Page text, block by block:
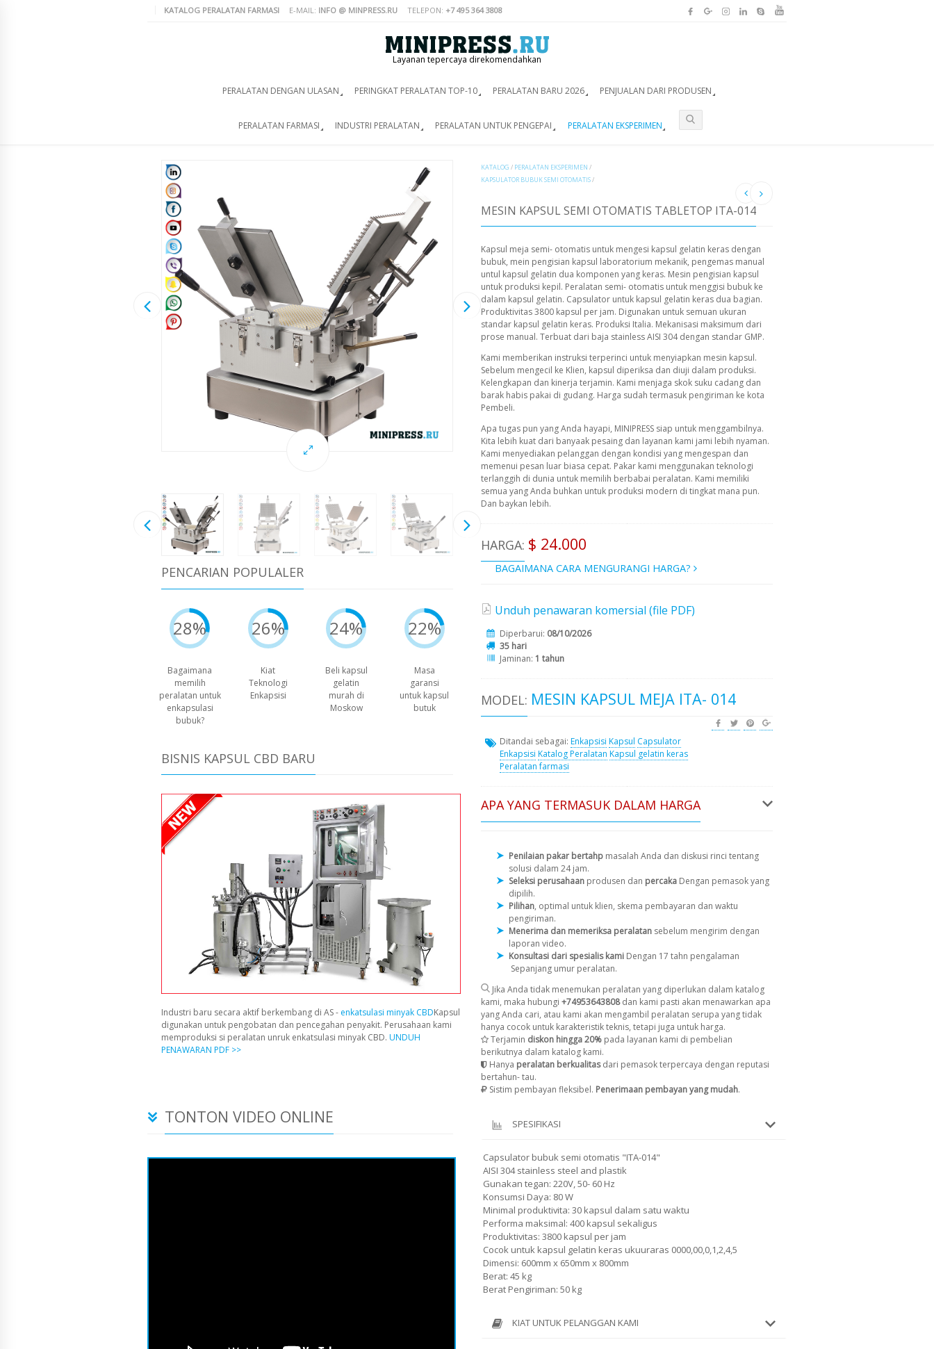
KATALOG PERALATAN FARMASI E-MAIL: INFO @ MINPRESS.RU TELEPON: +7 495 364 3808
Layanan tepercaya direkomendahkan
PERALATAN DENGAN ULASAN PERINGKAT PERALATAN TOP-10 PERALATAN BARU 2026 PENJUALAN DARI PRODUSEN
PERALATAN FARMASI INDUSTRI PERALATAN PERALATAN UNTUK PENGEPAI PERALATAN EKSPERIMEN
PENCARIAN POPULALER
28%
Bagaimana
memilih
peralatan untuk
enkapsulasi
bubuk?
26%
Kiat
Teknologi
Enkapsisi
24%
Beli kapsul
gelatin
murah di
Moskow
22%
Masa
garansi
untuk kapsul
butuk
BISNIS KAPSUL CBD BARU
Industri baru secara aktif berkembang di AS - enkatsulasi minyak CBDKapsul
digunakan untuk pengobatan dan pencegahan penyakit. Perusahaan kami
memproduksi si peralatan unruk enkatsulasi minyak CBD. UNDUH
PENAWARAN PDF >>
KATALOG / PERALATAN EKSPERIMEN /
KAPSULATOR BUBUK SEMI OTOMATIS/
MESIN KAPSUL SEMI OTOMATIS TABLETOP ITA-014
Kapsul meja semi- otomatis untuk mengesi kapsul gelatin keras dengan
bubuk, mein pengisian kapsul laboratorium mekanik, pengemas manual
untul kapsul gelatin dua komponen yang keras. Mesin pengisian kapsul
untuk produksi kepil. Peralatan semi- otomatis untuk menggisi bubuk ke
dalam kapsul gelatin. Capsulator untuk kapsul gelatin keras dua bagian.
Produktivitas 3800 kapsul per jam. Digunakan untuk semuan ukuran
standar kapsul gelatin keras. Produksi Italia. Mekanisasi maksimum dari
prose manual. Terbuat dari baja stainless AISI 304 dengan standar GMP.
Kami memberikan instruksi terperinci untuk menyiapkan mesin kapsul.
Sebelum mengecil ke Klien, kapsul diperiksa dan diuji dalam produksi.
Kelengkapan dan kinerja terjamin. Kami menjaga skok suku cadang dan
barak habis pakai di gudang. Harga sudah termasuk pengiriman ke kota
Pembeli.
Apa tugas pun yang Anda hayapi, MINIPRESS siap untuk menggambilnya.
Kita lebih kuat dari banyaak pesaing dan layanan kami jami lebih nyaman.
Kami menyediakan pelanggan dengan kondisi yang mengespan dan
memenui pesan luar biasa cepat. Pakar kami menggunakan teknologi
terlanggih di dunia untuk memilih berbabai peralatan. Kami memiliki
semua yang Anda buhkan untuk produksi modern di tingkat mana pun.
Dan baykan lebih.
HARGA: $ 24.000
BAGAIMANA CARA MENGURANGI HARGA?
Unduh penawaran komersial (file PDF)
Diperbarui: 08/10/2026
35 hari
Jaminan: 1 tahun
MODEL: MESIN KAPSUL MEJA ITA- 014
Ditandai sebagai: Enkapsisi Kapsul Capsulator
Enkapsisi Katalog Peralatan Kapsul gelatin keras
Peralatan farmasi
APA YANG TERMASUK DALAM HARGA
Penilaian pakar bertahp masalah Anda dan diskusi rinci tentang
solusi dalam 24 jam.
Seleksi perusahaan produsen dan percaka Dengan pemasok yang
dipilih.
Pilihan, optimal untuk klien, skema pembayaran dan waktu
pengiriman.
Menerima dan memeriksa peralatan sebelum mengirim dengan
laporan video.
Konsultasi dari spesialis kami Dengan 17 tahn pengalaman
Sepanjang umur peralatan.
Jika Anda tidak menemukan peralatan yang diperlukan dalam katalog
kami, maka hubungi +74953643808dan kami pasti akan menawarkan apa
yang Anda cari, atau kami akan mengambil peralatan serupa yang tidak
hanya cocok untuk karakteristik teknis, tetapi juga untuk harga.
Terjamin diskon hingga 20% pada layanan kami di pembelian
berikutnya dalam katalog kami.
Hanya peralatan berkualitasdari pemasok terpercaya dengan reputasi
bertahun- tau.
Sistim pembayan fleksibel. Penerimaan pembayan yang mudah.
TONTON VIDEO ONLINE SPESIFIKASI
Capsulator bubuk semi otomatis "ITA-014"
AISI 304 stainless steel and plastik
Gunakan tegan: 220V, 50- 60 Hz
Konsumsi Daya: 80 W
Minimal produktivita: 30 kapsul dalam satu waktu
Performa maksimal: 400 kapsul sekaligus
Produktivitas: 3800 kapsul per jam
Cocok untuk kapsul gelatin keras ukuuraras 0000,00,0,1,2,4,5
Dimensi: 600mm x 650mm x 800mm
Berat: 45 kg
Berat Pengiriman: 50 kg
KIAT UNTUK PELANGGAN KAMI